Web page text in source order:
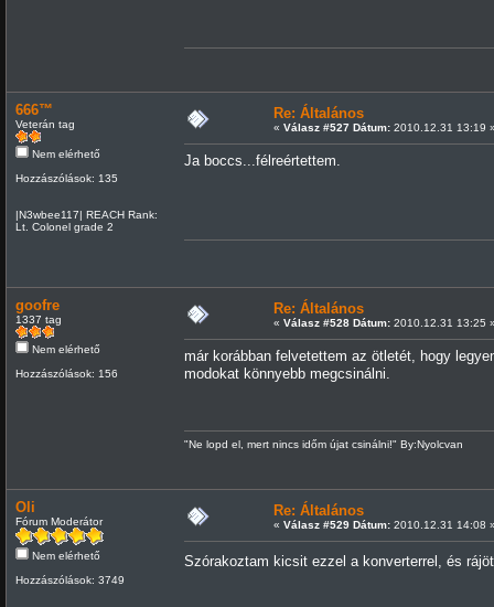
666™
Veterán tag
Nem elérhető
Hozzászólások: 135
|N3wbee117| REACH Rank:
Lt. Colonel grade 2
Re: Általános
« Válasz #527 Dátum:2010.12.31 13:19
Ja boccs...félreértettem.
goofre
1337 tag
Nem elérhető
Hozzászólások: 156
Re: Általános
« Válasz #528 Dátum:2010.12.31 13:25
már korábban felvetettem az ötletét, hogy
modokat könnyebb megcsinálni.
"Ne lopd el, mert nincs időm újat csinálni!" By:Nyolcvan
Oli
Fórum Moderátor
Nem elérhető
Hozzászólások: 3749
Re: Általános
« Válasz #529 Dátum:2010.12.31 14:08
Szórakoztam kicsit ezzel a konverterrel, és